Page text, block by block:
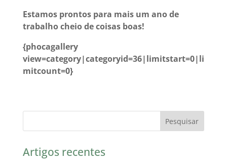
Estamos prontos para mais um ano de
trabalho cheio de coisas boas!
{phocagallery
view=category|categoryid=36|limitstart=0|li
mitcount=0}
Artigos recentes